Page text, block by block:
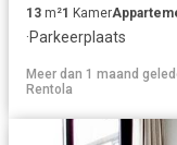
13 m²1 Kamer
·Parkeerplaats
Meer dan 1 maand
Rentola